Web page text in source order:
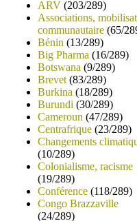
ARV (203/289)
Associations,
communautaire (65/
Bénin (13/289)
Big Pharma (16/289)
Botswana (9/289)
Brevet (83/289)
Burkina (18/289)
Burundi (30/289)
Cameroun (47/289)
Centrafrique (23/289)
Changements
(10/289)
Colonialisme, racisme
(19/289)
Conférence (118/289)
Congo Brazzaville
(24/289)